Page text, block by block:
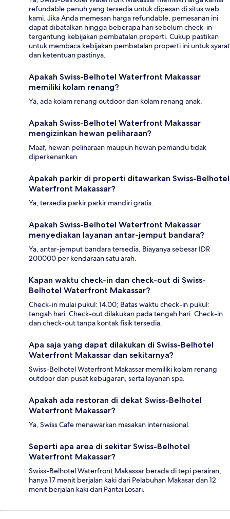
refundable penuh yang tersedia untuk dipesan di situs web
kami. Jika Anda memesan harga refundable, pemesanan ini
dapat dibatalkan hingga beberapa hari sebelum check-in
tergantung kebijakan pembatalan properti. Cukup pastikan
untuk membaca kebijakan pembatalan properti ini untuk syarat
dan ketentuan pastinya.
Apakah Swiss-Belhotel Waterfront Makassar
memiliki kolam renang?
Ya, ada kolam renang outdoor dan kolam renang anak.
Apakah Swiss-Belhotel Waterfront Makassar
mengizinkan hewan peliharaan?
Maaf, hewan peliharaan maupun hewan pemandu tidak
diperkenankan.
Apakah parkir di properti ditawarkan Swiss-Belhotel
Waterfront Makassar?
Ya, tersedia parkir parkir mandiri gratis.
Apakah Swiss-Belhotel Waterfront Makassar
menyediakan layanan antar-jemput bandara?
Ya, antar-jemput bandara tersedia. Biayanya sebesar IDR
200000 per kendaraan satu arah.
Kapan waktu check-in dan check-out di Swiss-
Belhotel Waterfront Makassar?
Check-in mulai pukul: 14.00; Batas waktu check-in pukul:
tengah hari. Check-out dilakukan pada tengah hari. Check-in
dan check-out tanpa kontak fisik tersedia.
Apa saja yang dapat dilakukan di Swiss-Belhotel
Waterfront Makassar dan sekitarnya?
Swiss-Belhotel Waterfront Makassar memiliki kolam renang
outdoor dan pusat kebugaran, serta layanan spa.
Apakah ada restoran di dekat Swiss-Belhotel
Waterfront Makassar?
Ya, Swiss Cafe menawarkan masakan internasional.
Seperti apa area di sekitar Swiss-Belhotel
Waterfront Makassar?
Swiss-Belhotel Waterfront Makassar berada di tepi perairan,
hanya 17 menit berjalan kaki dari Pelabuhan Makasar dan 12
menit berjalan kaki dari Pantai Losari.